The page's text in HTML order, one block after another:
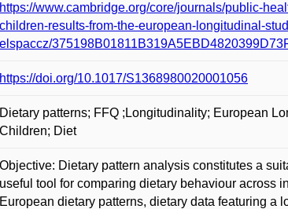
https://www.cambridge.org/core/journals/public-
children-results-from-the-european-longitudinal-
elspaccz/
https://doi.org/10.1017/S1368980020001056
Dietary patterns; FFQ ;Longitudinality; European
Children; Diet
Objective: Dietary pattern analysis constitutes a
useful tool for comparing dietary behaviour across
European dietary patterns, dietary data featuring